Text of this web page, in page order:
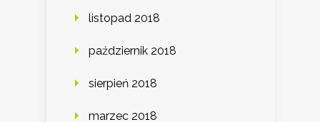
listopad 2018
październik 2018
sierpień 2018
marzec 2018